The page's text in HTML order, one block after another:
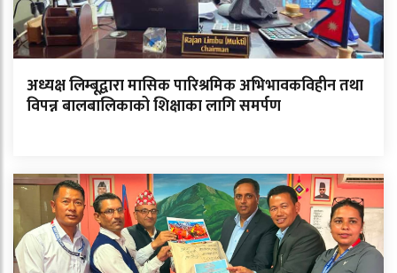
अध्यक्ष लिम्बूद्वारा मासिक पारिश्रमिक अभिभावकविहीन तथा
विपन्न बालबालिकाको शिक्षाका लागि समर्पण